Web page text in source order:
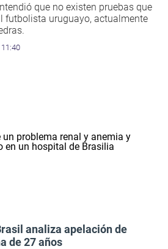
que no existen pruebas que
futbolista uruguayo, actualmente
11:40
analiza apelación de
de 27 años